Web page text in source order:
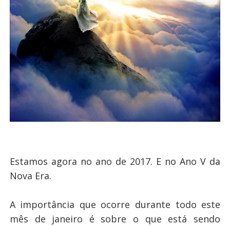
Estamos agora no ano de 2017. E no Ano V da
Nova Era.
A importância que ocorre durante todo este
mês de janeiro é sobre o que está sendo